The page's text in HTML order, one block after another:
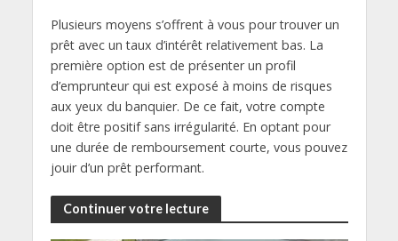
Plusieurs moyens s’offrent à vous pour trouver un
prêt avec un taux d’intérêt relativement bas. La
première option est de présenter un profil
d’emprunteur qui est exposé à moins de risques
aux yeux du banquier. De ce fait, votre compte
doit être positif sans irrégularité. En optant pour
une durée de remboursement courte, vous pouvez
jouir d’un prêt performant.
Continuer votre lecture